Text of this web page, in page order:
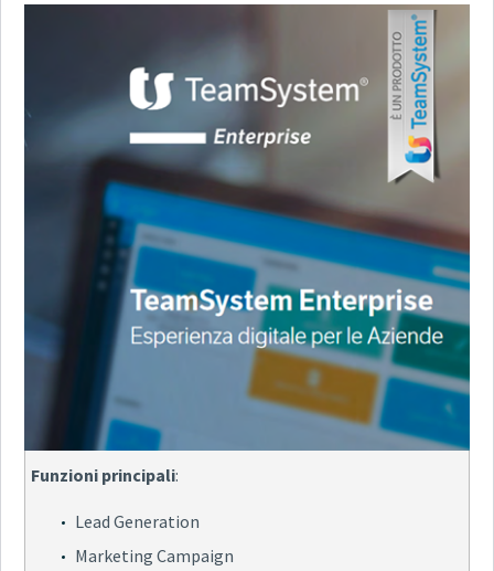
Funzioni principali:
Lead Generation
Marketing Campaign